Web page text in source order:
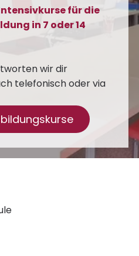
für die
in 7 oder 14
wir dir
telefonisch oder via